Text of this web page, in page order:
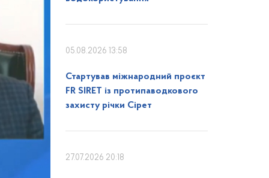
05.08.2026 13:58
Стартував міжнародний проєкт
FR SIRET із протипаводкового
захисту річки Сірет
27.07.2026 20:18